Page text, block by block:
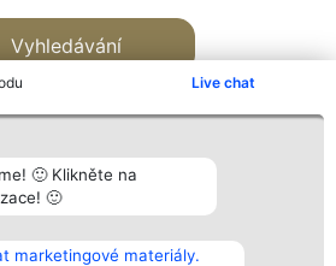
Live chat
🙂 Klikněte na
🙂
marketingové materiály.
Vyhledávání
Vítězové
Seznam všech
Kontakt